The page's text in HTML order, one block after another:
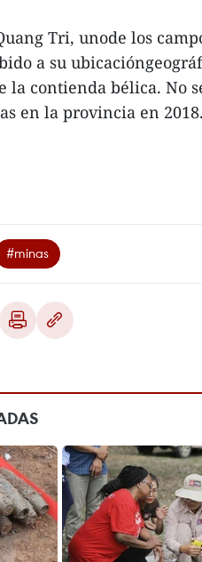
Tri, unode los
a su
la contienda bélica. No
en la provincia en
#minas